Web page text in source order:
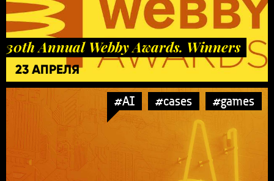
30th Annual Webby Awards. Winners
23 АПРЕЛЯ
#AI #cases #games